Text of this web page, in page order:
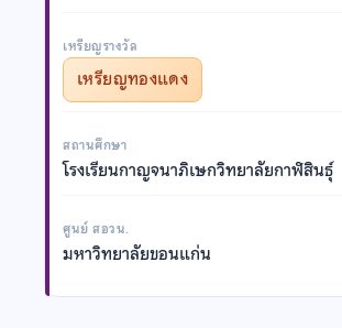
เหรียญรางวัล
เหรียญทองแดง
สถานศึกษา
โรงเรียนกาญจนาภิเษกวิทยาลัยกาฬสินธุ์
ศูนย์ สอวน.
มหาวิทยาลัยขอนแก่น